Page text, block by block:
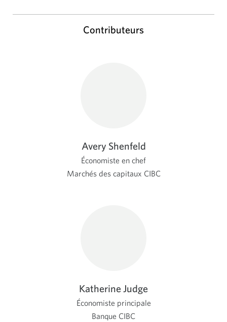
Contributeurs
Avery Shenfeld
Économiste en chef
Marchés des capitaux CIBC
Katherine Judge
Économiste principale
Banque CIBC